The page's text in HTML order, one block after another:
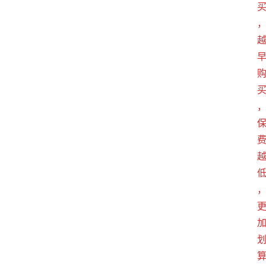
买
，
越
早
购
买
，
保
费
越
低
，
更
加
划
算